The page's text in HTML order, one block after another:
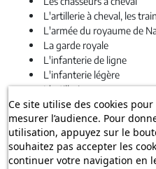
L'artillerie à cheval, les
L'armée du royaume de
La garde royale
L'infanterie de ligne
L'infanterie légère
L'artillerie
Les marins
Le génie
La gendarmerie
Ce site utilise des cookies
mesurer l’audience. Pour
utilisation, appuyez sur le
souhaitez pas accepter les
continuer votre navigation en